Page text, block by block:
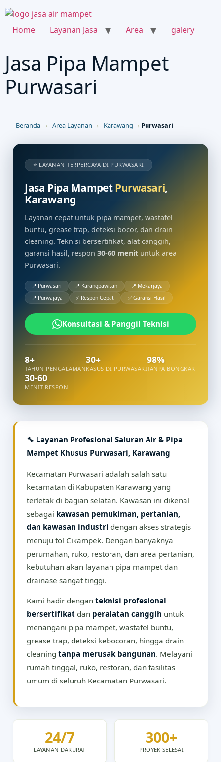
Home Layanan Jasa Area galery
Jasa Pipa Mampet
Purwasari
Beranda › Area Layanan › Karawang › Purwasari
⭐ LAYANAN TERPERCAYA DI PURWASARI
Jasa Pipa MampetPurwasari,
Karawang
Layanan cepat untuk pipa mampet, wastafel
buntu, grease trap, deteksi bocor, dan drain
cleaning. Teknisi bersertifikat, alat canggih,
garansi hasil, respon 30-60 menit untuk area
Purwasari.
📍 Purwasari 📍 Karangpawitan
📍 Mekarjaya
📍 Purwajaya
⚡ Respon Cepat ✅ Garansi Hasil
Konsultasi & Panggil Teknisi
8+
TAHUN PENGALAMAN
30+
KASUS DI PURWASARI
98%
TANPA BONGKAR
30-60
MENIT RESPON
🔧 Layanan Profesional Saluran Air & Pipa
Mampet Khusus Purwasari, Karawang
Kecamatan Purwasari adalah salah satu
kecamatan di Kabupaten Karawang yang
terletak di bagian selatan. Kawasan ini dikenal
sebagai kawasan pemukiman, pertanian,
dan kawasan industri dengan akses strategis
menuju tol Cikampek. Dengan banyaknya
perumahan, ruko, restoran, dan area pertanian,
kebutuhan akan layanan pipa mampet dan
drainase sangat tinggi.
Kami hadir dengan teknisi profesional
bersertifikat dan peralatan canggih untuk
menangani pipa mampet, wastafel buntu,
grease trap, deteksi kebocoran, hingga drain
cleaning tanpa merusak bangunan. Melayani
rumah tinggal, ruko, restoran, dan fasilitas
umum di seluruh Kecamatan Purwasari.
24/7
LAYANAN DARURAT
300+
PROYEK SELESAI